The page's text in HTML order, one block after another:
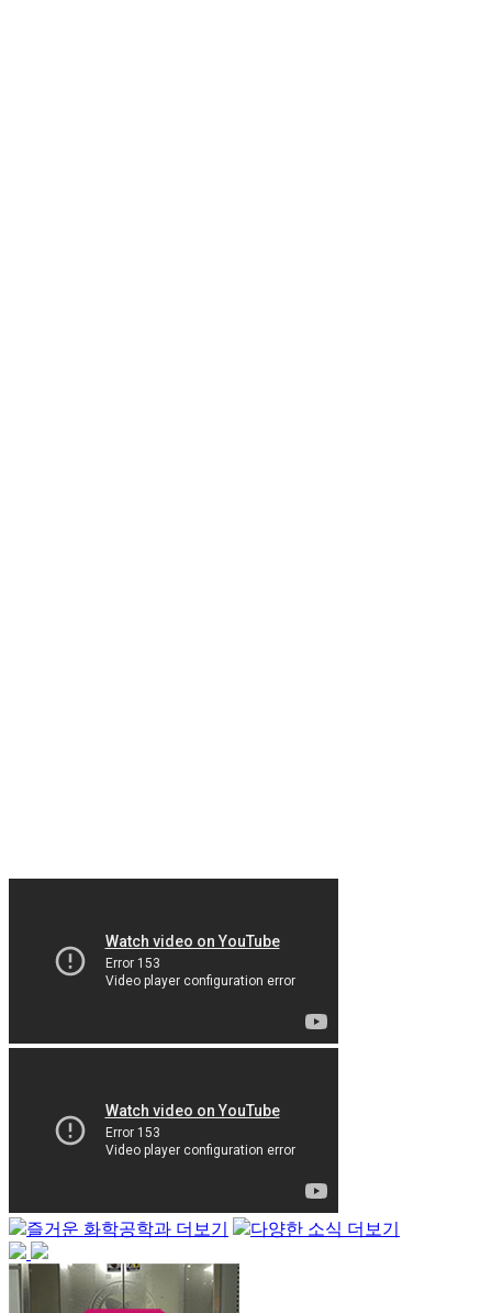
즐거운 화학공학과 더보기 다양한 소식 더보기